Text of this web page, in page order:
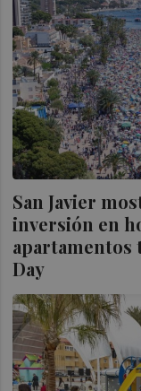
San Javier
inversión en
Day